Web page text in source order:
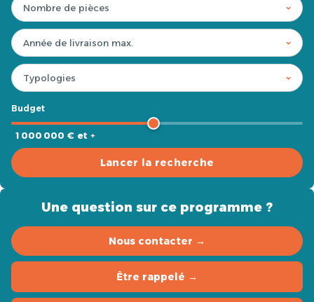
Budget
1 000 000 € et +
Lancer la recherche
Une question sur ce programme ?
Nous contacter →
Être rappelé →